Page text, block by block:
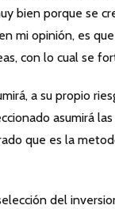
bien porque se
mi opinión, es
con lo cual se
a su propio
asumirá
que es la
del